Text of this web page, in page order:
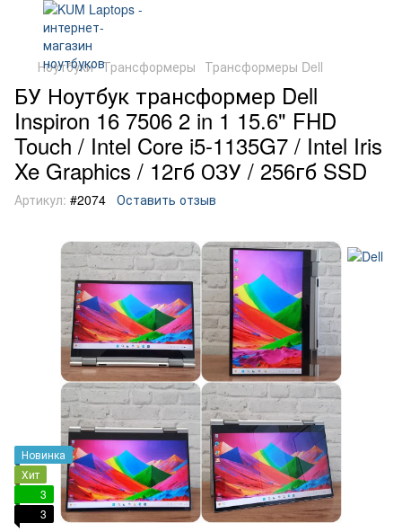
Ноутбуки Трансформеры Трансформеры Dell
БУ Ноутбук трансформер Dell
Inspiron 16 7506 2 in 1 15.6" FHD
Touch / Intel Core i5-1135G7 / Intel Iris
Xe Graphics / 12гб ОЗУ / 256гб SSD
Артикул: #2074 Оставить отзыв
Новинка
Хит
3
3